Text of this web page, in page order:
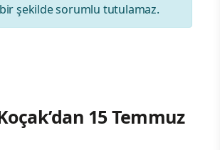
şekilde sorumlu tutulamaz.
15 Temmuz